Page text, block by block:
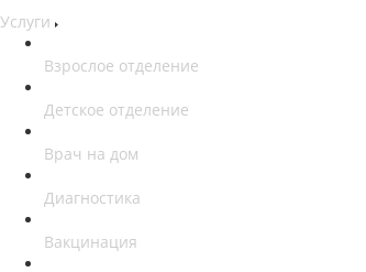
Услуги
Взрослое отделение
Детское отделение
Врач на дом
Диагностика
Вакцинация